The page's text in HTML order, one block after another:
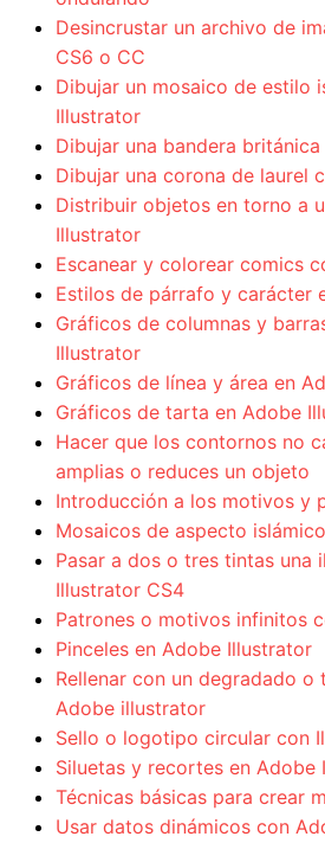
Desincrustar un archivo de
CS6 o CC
Dibujar un mosaico de estilo
Illustrator
Dibujar una bandera británica
Dibujar una corona de laurel
Distribuir objetos en torno a
Illustrator
Escanear y colorear comics
Estilos de párrafo y carácter
Gráficos de columnas y
Illustrator
Gráficos de línea y área en
Gráficos de tarta en Adobe
Hacer que los contornos no
amplias o reduces un objeto
Introducción a los motivos y
Mosaicos de aspecto
Pasar a dos o tres tintas una
Illustrator CS4
Patrones o motivos infinitos
Pinceles en Adobe Illustrator
Rellenar con un degradado
Adobe illustrator
Sello o logotipo circular con
Siluetas y recortes en Adobe
Técnicas básicas para crear
Usar datos dinámicos con